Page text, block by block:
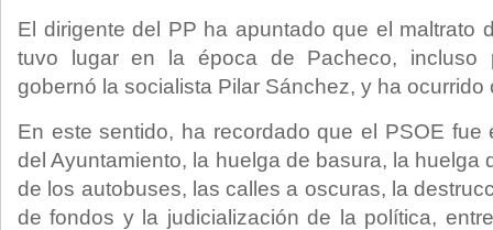
El dirigente del PP ha apuntado que el maltrato
tuvo lugar en la época de Pacheco, incluso
gobernó la socialista Pilar Sánchez, y ha ocurrido
En este sentido, ha recordado que el PSOE fue
del Ayuntamiento, la huelga de basura, la huelga
de los autobuses, las calles a oscuras, la
de fondos y la judicialización de la política,